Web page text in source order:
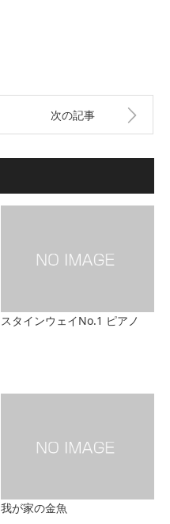
次の記事
スタインウェイNo.1 ピアノ
我が家の金魚